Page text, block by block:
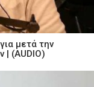
μετά την
| (AUDIO)